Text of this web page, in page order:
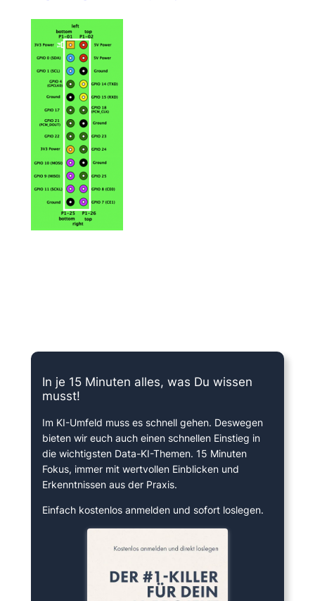
In je 15 Minuten alles, was Du wissen
musst!
Im KI-Umfeld muss es schnell gehen. Deswegen
bieten wir euch auch einen schnellen Einstieg in
die wichtigsten Data-KI-Themen. 15 Minuten
Fokus, immer mit wertvollen Einblicken und
Erkenntnissen aus der Praxis.
Einfach kostenlos anmelden und sofort loslegen.